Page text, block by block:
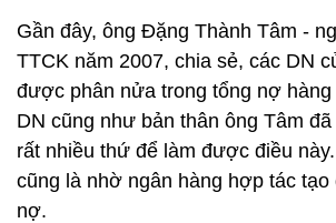
Gần đây, ông Đặng Thành Tâm -
TTCK năm 2007, chia sẻ, các DN
được phân nửa trong tổng nợ
DN cũng như bản thân ông Tâm
rất nhiều thứ để làm được điều
cũng là nhờ ngân hàng hợp tác tạo
nợ.